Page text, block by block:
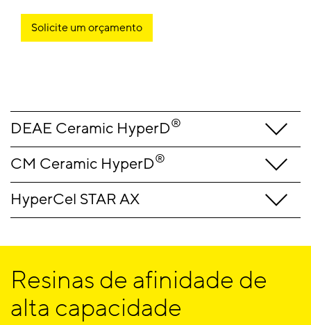
Solicite um orçamento
DEAE Ceramic HyperD®
CM Ceramic HyperD®
HyperCel STAR AX
Resinas de afinidade de
alta capacidade